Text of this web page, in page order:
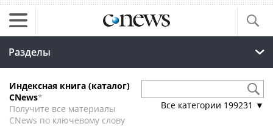
Разделы
Индексная книга (каталог)
CNews*
Получите все материалы
CNews по ключевому слову
Все категории 199231 ▼